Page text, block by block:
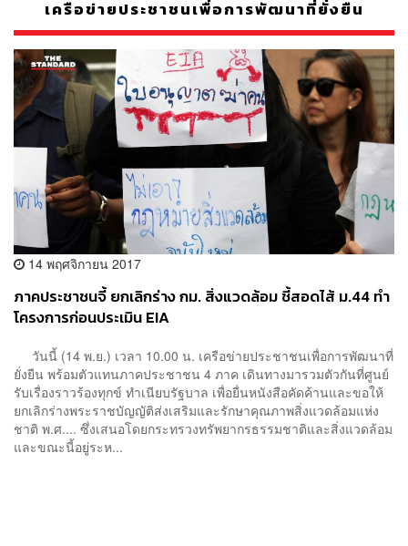
เครือข่ายประชาชนเพื่อการพัฒนาที่ยั่งยืน
14 พฤศจิกายน 2017
ภาคประชาชนจี้ ยกเลิกร่าง กม. สิ่งแวดล้อม ชี้สอดไส้ ม.44 ทำ
โครงการก่อนประเมิน EIA
วันนี้ (14 พ.ย.) เวลา 10.00 น. เครือข่ายประชาชนเพื่อการพัฒนาที่
ยั่งยืน พร้อมตัวแทนภาคประชาชน 4 ภาค เดินทางมารวมตัวกันที่ศูนย์
รับเรื่องราวร้องทุกข์ ทำเนียบรัฐบาล เพื่อยื่นหนังสือคัดค้านและขอให้
ยกเลิกร่างพระราชบัญญัติส่งเสริมและรักษาคุณภาพสิ่งแวดล้อมแห่ง
ชาติ พ.ศ.... ซึ่งเสนอโดยกระทรวงทรัพยากรธรรมชาติและสิ่งแวดล้อม
และขณะนี้อยู่ระห...